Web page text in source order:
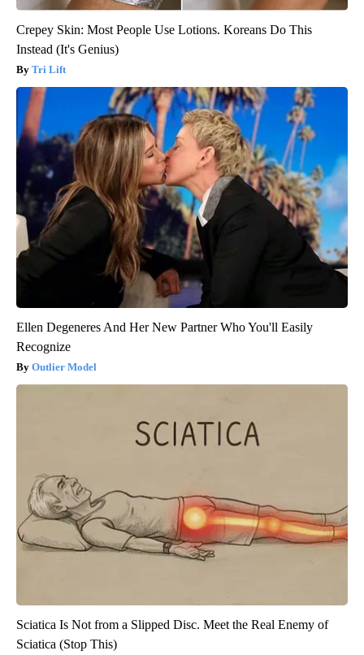
Crepey Skin: Most People Use Lotions. Koreans Do This
Instead (It's Genius)
Tri Lift
Ellen Degeneres And Her New Partner Who You'll Easily
Recognize
Outlier Model
Sciatica Is Not from a Slipped Disc. Meet the Real Enemy of
Sciatica (Stop This)